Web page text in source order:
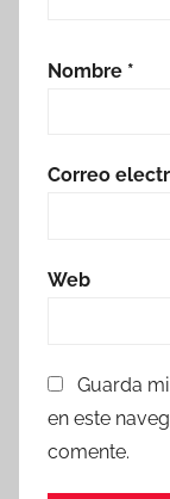
Nombre *
Correo
Web
Guarda
en este
comente.